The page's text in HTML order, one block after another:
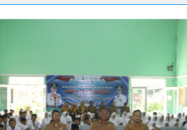
Bakti dalam “Ramadhan Camp
Berbagi Takjil